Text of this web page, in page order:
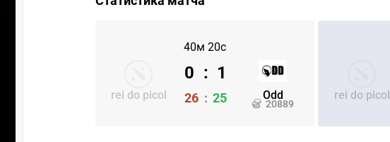
40м 20с
rei do picol Odd
20889
0 : 1
26 : 25 rei do picol